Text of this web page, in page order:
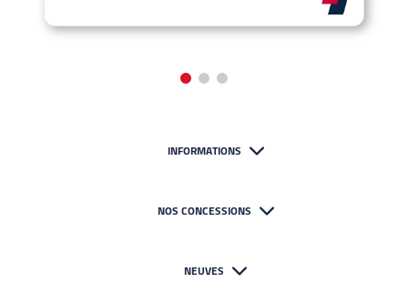
INFORMATIONS
NOS CONCESSIONS
NEUVES